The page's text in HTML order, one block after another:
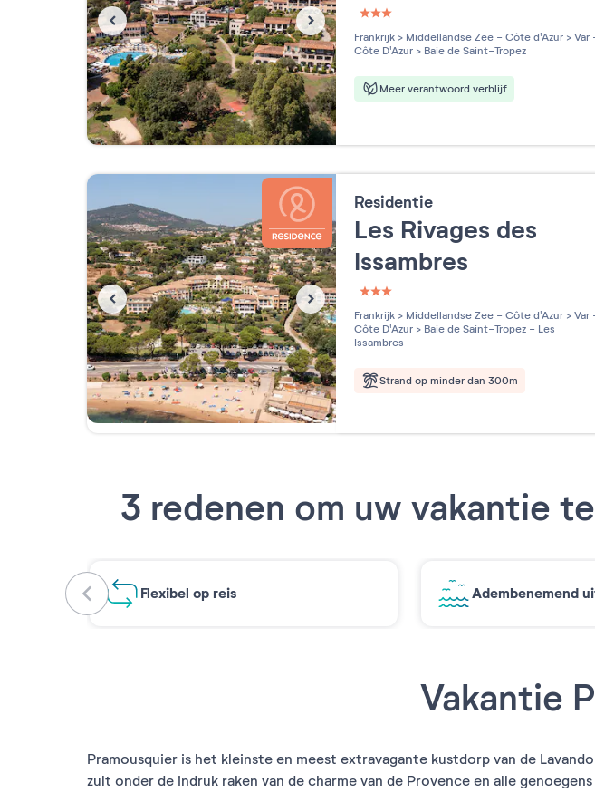
Vakantie
Pramousquier is het kleinste en meest extravagante kustdorp van de
zult onder de indruk raken van de charme van de Provence en alle
3 étoiles sur 5
Frankrijk > Middellandse Zee - Côte d'Azur > Var
Côte D'Azur > Baie de Saint-Tropez
Meer verantwoord verblijf
Residentie
Les Rivages des
Issambres
3 étoiles sur 5
Frankrijk > Middellandse Zee - Côte d'Azur > Var
Côte D'Azur > Baie de Saint-Tropez - Les
Issambres
Strand op minder dan 300m
3 redenen om uw vakantie
Flexibel op reis Adembenemend